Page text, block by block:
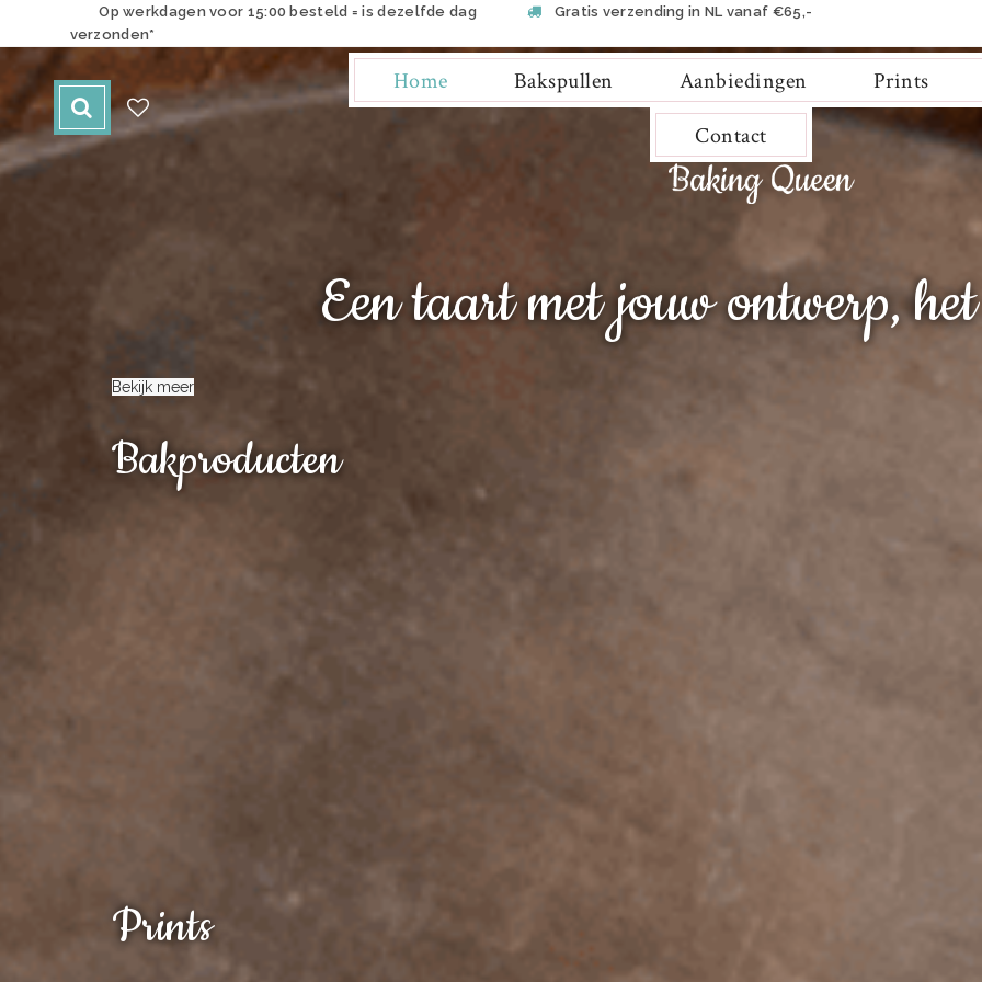
Op werkdagen voor 15:00 besteld = is dezelfde dag
verzonden*
Gratis verzending in NL vanaf €65,-
Home Bakspullen Aanbiedingen
Prints
Contact
Een taart met jouw ontwerp,
Bekijk meer
Bakproducten
Prints